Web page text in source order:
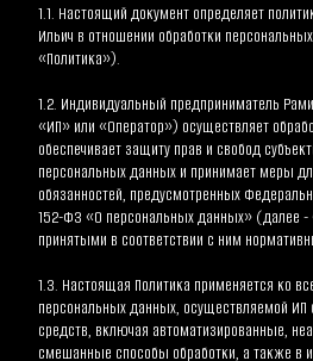
1.1. Настоящий документ определяет
Ильич в отношении обработки
«Политика»).
1.2. Индивидуальный предприниматель
«ИП» или «Оператор») осуществляет
обеспечивает защиту прав и свобод
персональных данных и принимает меры
обязанностей, предусмотренных
152-Ф3 «О персональных данных» (далее -
принятыми в соответствии с ним
1.3. Настоящая Политика применяется ко
персональных данных, осуществляемой
средств, включая автоматизированные,
смешанные способы обработки, а также в